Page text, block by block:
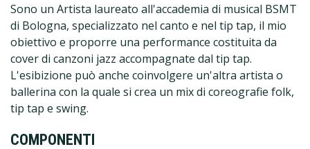
Sono un Artista laureato all'accademia di musical BSMT
di Bologna, specializzato nel canto e nel tip tap, il mio
obiettivo e proporre una performance costituita da
cover di canzoni jazz accompagnate dal tip tap.
L'esibizione può anche coinvolgere un'altra artista o
ballerina con la quale si crea un mix di coreografie folk,
tip tap e swing.
COMPONENTI